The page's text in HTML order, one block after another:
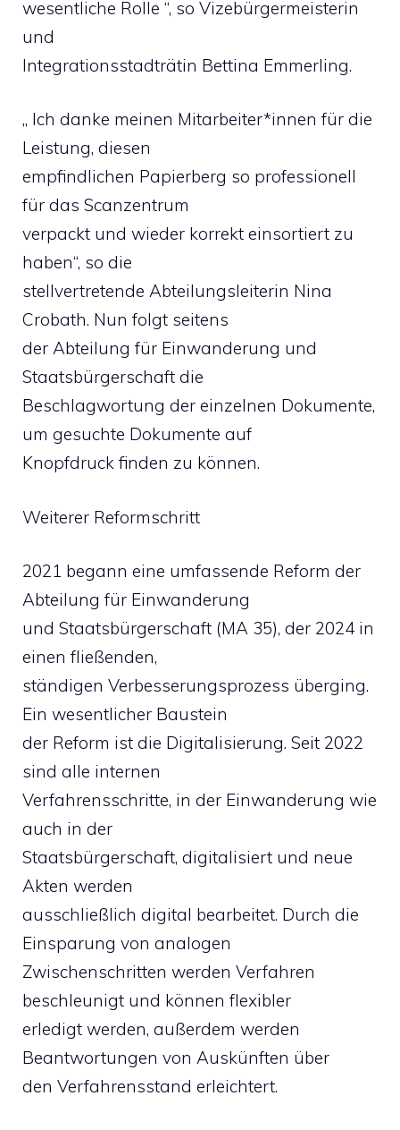
wesentliche Rolle “, so Vizebürgermeisterin
und
Integrationsstadträtin Bettina Emmerling.
„ Ich danke meinen Mitarbeiter*innen für die
Leistung, diesen
empfindlichen Papierberg so professionell
für das Scanzentrum
verpackt und wieder korrekt einsortiert zu
haben“, so die
stellvertretende Abteilungsleiterin Nina
Crobath. Nun folgt seitens
der Abteilung für Einwanderung und
Staatsbürgerschaft die
Beschlagwortung der einzelnen Dokumente,
um gesuchte Dokumente auf
Knopfdruck finden zu können.
Weiterer Reformschritt
2021 begann eine umfassende Reform der
Abteilung für Einwanderung
und Staatsbürgerschaft (MA 35), der 2024 in
einen fließenden,
ständigen Verbesserungsprozess überging.
Ein wesentlicher Baustein
der Reform ist die Digitalisierung. Seit 2022
sind alle internen
Verfahrensschritte, in der Einwanderung wie
auch in der
Staatsbürgerschaft, digitalisiert und neue
Akten werden
ausschließlich digital bearbeitet. Durch die
Einsparung von analogen
Zwischenschritten werden Verfahren
beschleunigt und können flexibler
erledigt werden, außerdem werden
Beantwortungen von Auskünften über
den Verfahrensstand erleichtert.